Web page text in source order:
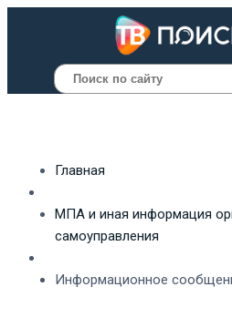
Поиск
Главная
МПА и иная информация
самоуправления
Информационное